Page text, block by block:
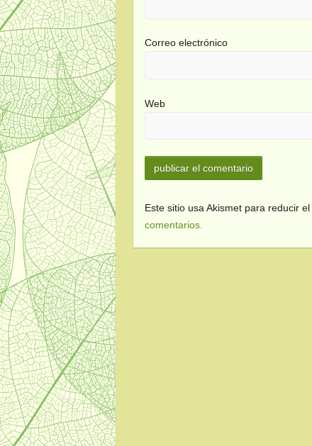
Correo electrónico
Web
Este sitio usa Akismet para reducir
comentarios.